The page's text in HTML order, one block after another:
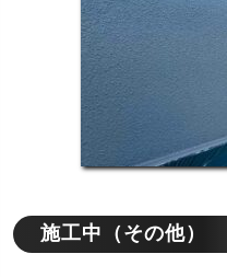
施工中（その他）